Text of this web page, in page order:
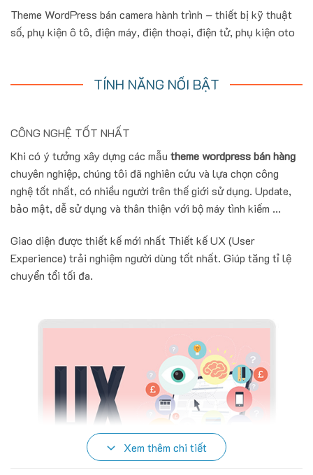
Theme WordPress bán camera hành trình – thiết bị kỹ thuật
số, phụ kiện ô tô, điện máy, điện thoại, điện tử, phụ kiện oto
TÍNH NĂNG NỔI BẬT
CÔNG NGHỆ TỐT NHẤT
Khi có ý tưởng xây dựng các mẫu theme wordpress bán hàng
chuyên nghiệp, chúng tôi đã nghiên cứu và lựa chọn công
nghệ tốt nhất, có nhiều người trên thế giới sử dụng. Update,
bảo mật, dễ sử dụng và thân thiện với bộ máy tình kiếm ...
Giao diện được thiết kế mới nhất Thiết kế UX (User
Experience) trải nghiệm người dùng tốt nhất. Giúp tăng tỉ lệ
chuyển tổi tối đa.
Xem thêm chi tiết